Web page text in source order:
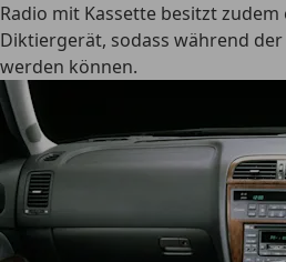
Radio mit Kassette besitzt
Diktiergerät, sodass während
werden können.